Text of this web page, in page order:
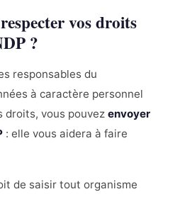
vos droits
?
responsables du
à caractère personnel
vous pouvez envoyer
: elle vous aidera à faire
de saisir tout organisme